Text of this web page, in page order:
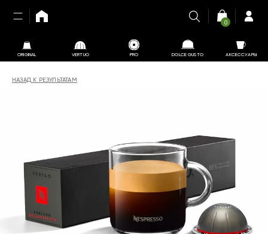
ORIGINAL VERTUO PRO DOLCE GUSTO АКСЕССУАРЫ
0
НАЗАД К РЕЗУЛЬТАТАМ